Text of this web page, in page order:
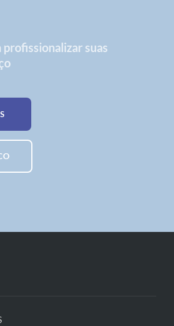
profissionalizar suas